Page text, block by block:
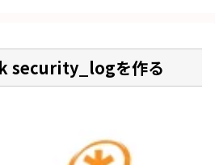
security_logを作る